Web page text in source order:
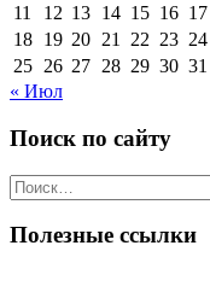
11
12 13 14 15 16 17
18 19 20 21 22 23 24
25 26 27 28 29 30 31
« Июл
Поиск по сайту
Поиск
по:
Полезные ссылки